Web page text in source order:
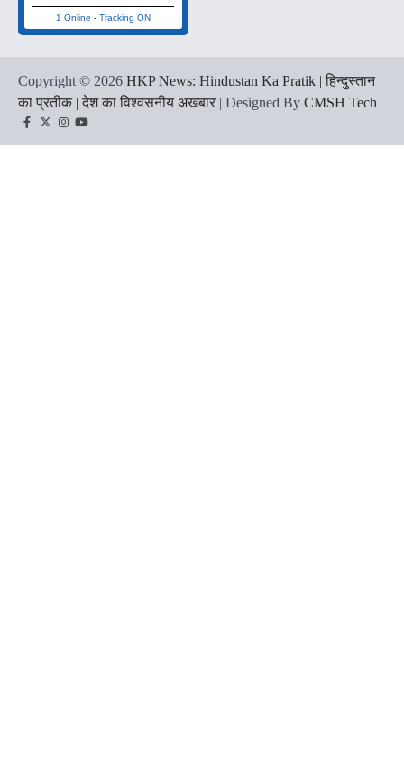
1 Online - Tracking ON
Copyright © 2026 HKP News: Hindustan Ka Pratik | हिन्दुस्तान
का प्रतीक | देश का विश्वसनीय अखबार | Designed By CMSH Tech
Facebook
TwitterInstagram
YouTube